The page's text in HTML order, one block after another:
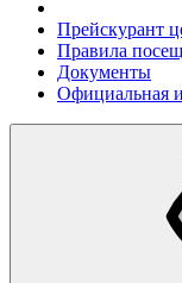
Прейскурант
Правила
Документы
Официальная